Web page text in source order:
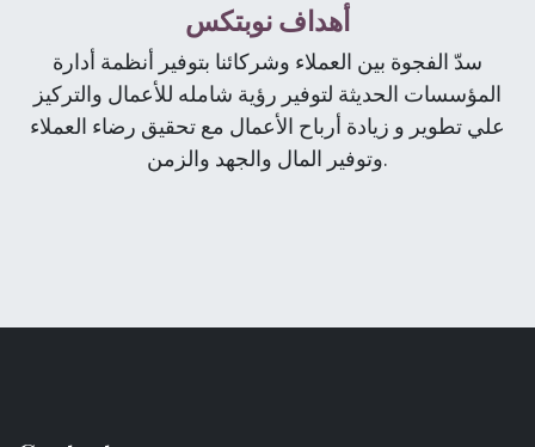
أهداف نوبتكس
سدّ الفجوة بین العملاء وشركائنا بتوفیر أنظمة أدارة
المؤسسات الحدیثة لتوفیر رؤیة شامله للأعمال والتركیز
علي تطویر و زیادة أرباح الأعمال مع تحقيق رضاء العملاء
وتوفير المال والجھد والزمن.